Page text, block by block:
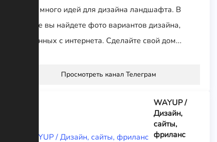
здесь много идей для дизайна ландшафта. В
канале вы найдете фото вариантов дизайна,
собранных с интернета. Сделайте свой дом...
Просмотреть канал Телеграм
WAYUP /
Дизайн,
сайты,
фриланс